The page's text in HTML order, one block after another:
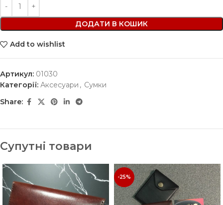
ДОДАТИ В КОШИК
Add to wishlist
Артикул: 01030
Категорії: Аксесуари , Сумки
Share:
Супутні товари
-25%